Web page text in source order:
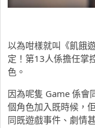
以為咁樣就叫《飢餓
定！第13人係擔任掌
色。
因為呢隻 Game 係會
個角色加入既時候，
同既遊戲事件、劇情